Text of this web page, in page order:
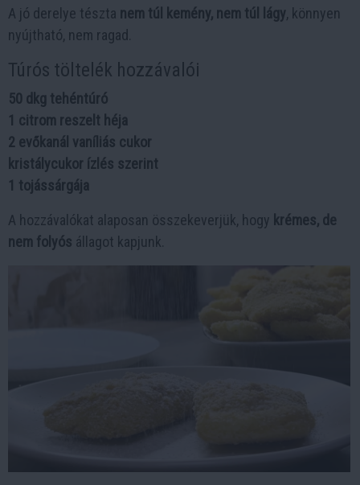
A jó derelye tészta nem túl kemény, nem túl lágy, könnyen
nyújtható, nem ragad.
Túrós töltelék hozzávalói
50 dkg tehéntúró
1 citrom reszelt héja
2 evőkanál vaníliás cukor
kristálycukor ízlés szerint
1 tojássárgája
A hozzávalókat alaposan összekeverjük, hogy krémes, de
nem folyós állagot kapjunk.